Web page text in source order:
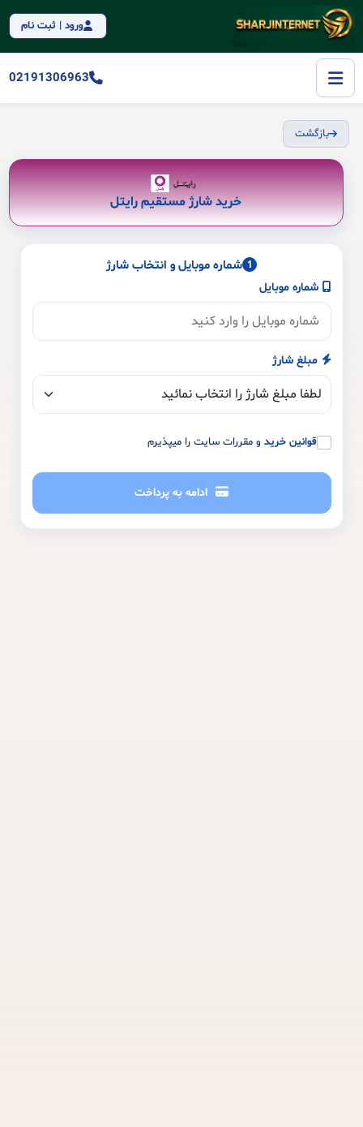
ورود | ثبت نام
02191306963
بازگشت
خرید شارژ مستقیم رایتل
1 شماره موبایل و انتخاب شارژ
شماره موبایل
مبلغ شارژ
قوانین خرید و مقررات سایت را میپذیرم
ادامه به پرداخت